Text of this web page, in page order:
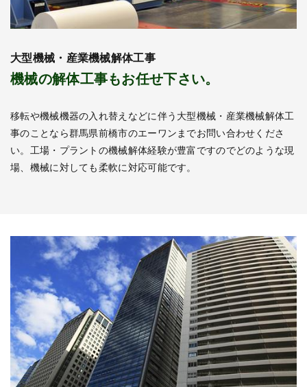
大型機械・産業機械解体工事
機械の解体工事もお任せ下さい。
移転や機械機器の入れ替えなどに伴う大型機械・産業機械解体工
事のことなら群馬県前橋市のエーワンまでお問い合わせくださ
い。工場・プラントの機械解体経験が豊富ですのでどのような現
場、機械に対しても柔軟に対応可能です。